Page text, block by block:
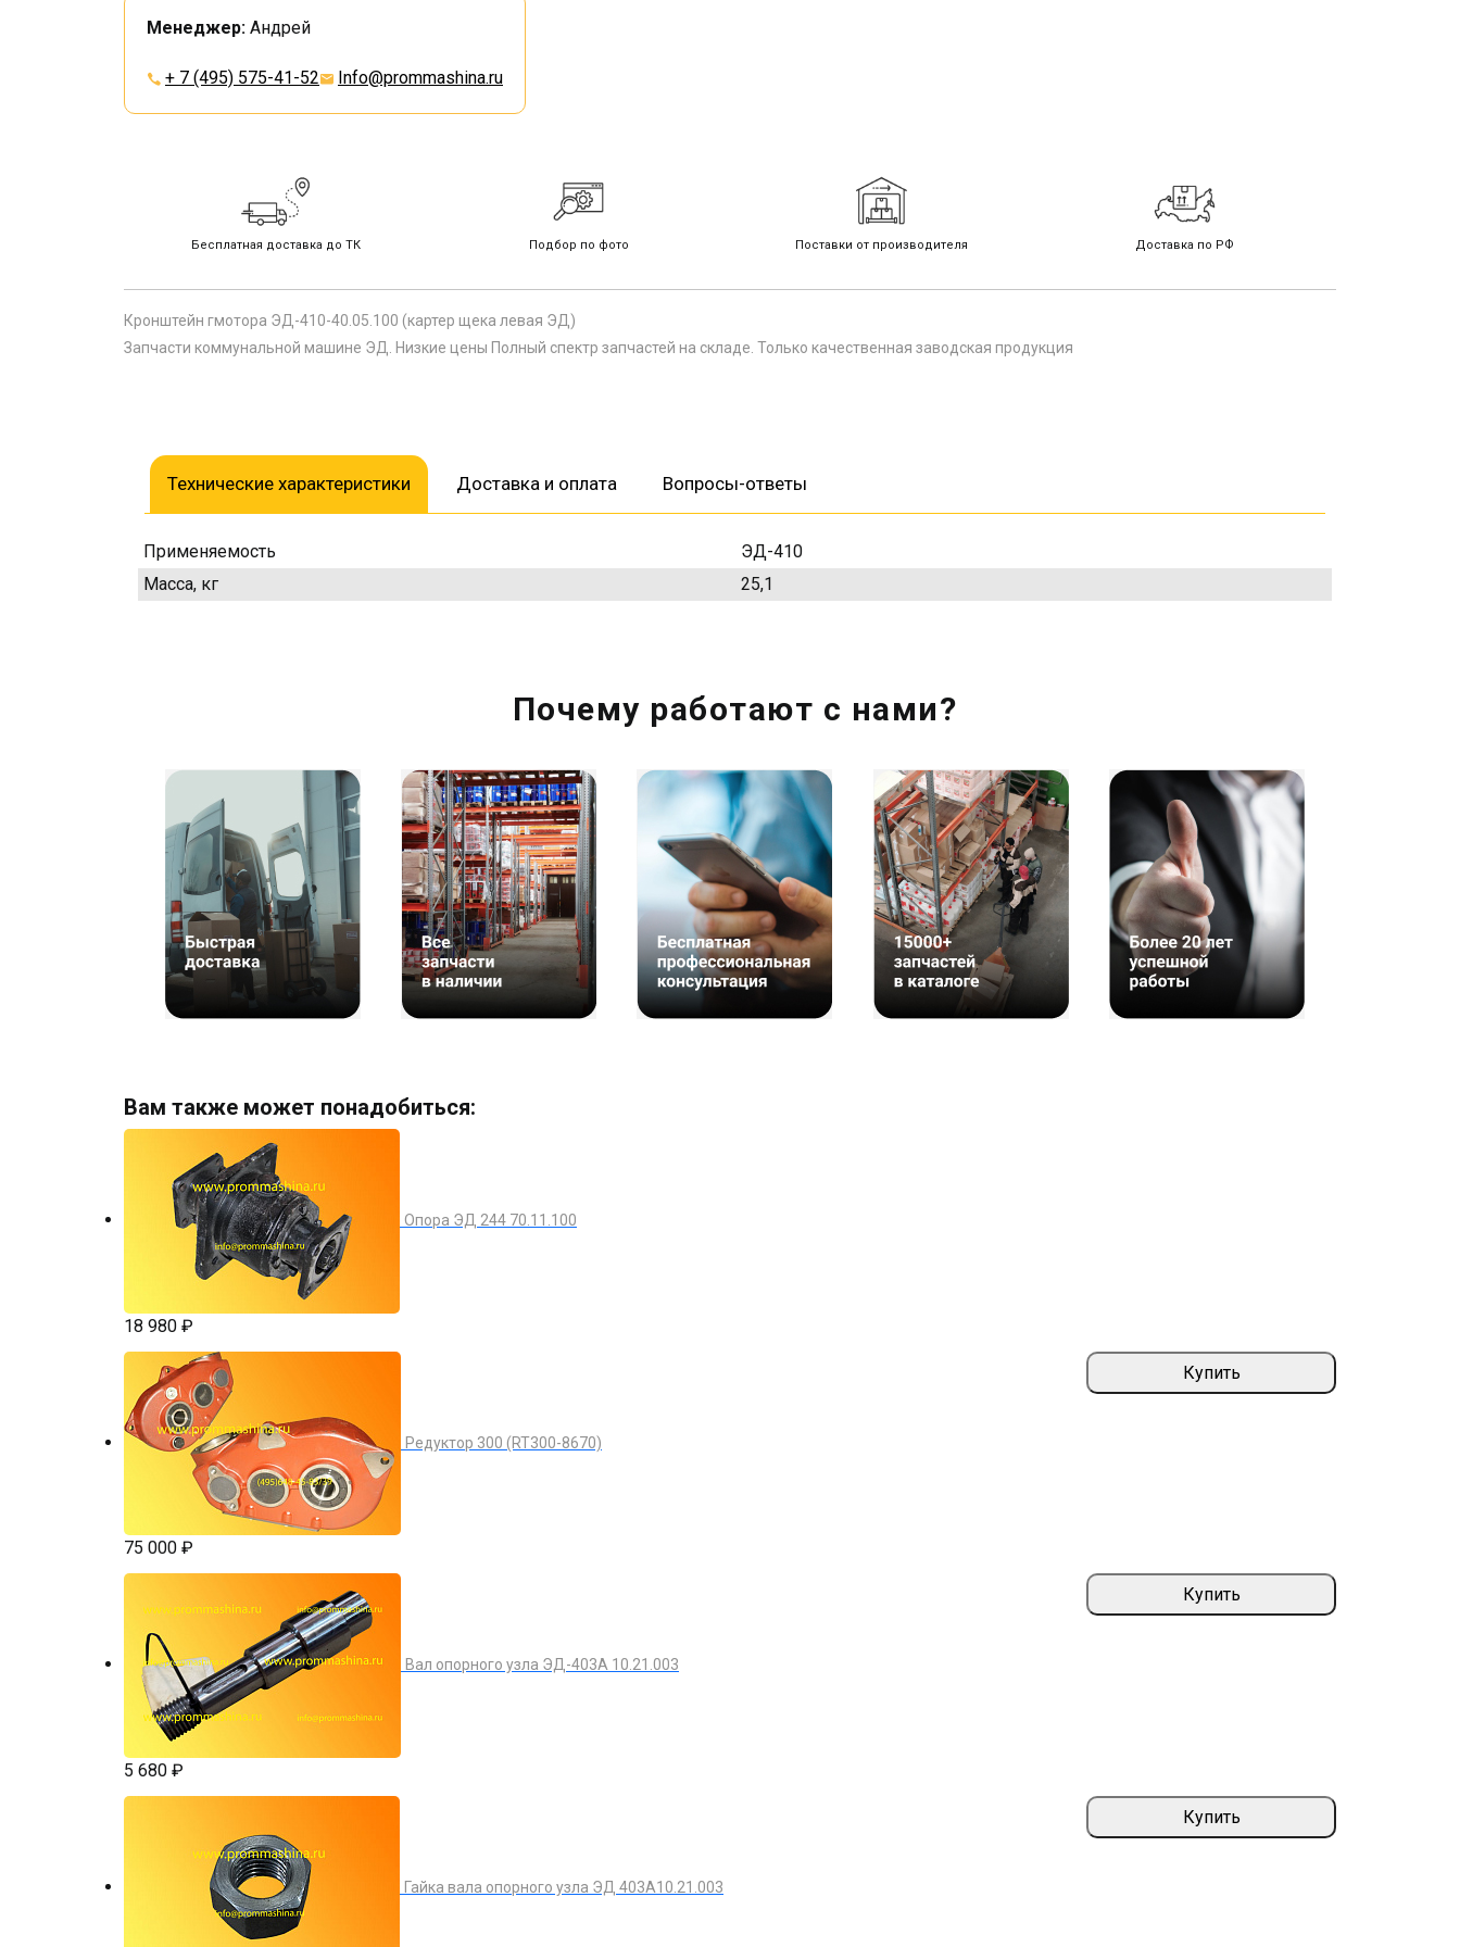
Менеджер: Андрей
+ 7 (495) 575-41-52 Info@prommashina.ru
Бесплатная доставка до ТК Подбор по фото Поставки от производителя Доставка по РФ
Кронштейн гмотора ЭД-410-40.05.100 (картер щека левая ЭД)
Запчасти коммунальной машине ЭД. Низкие цены Полный спектр запчастей на складе. Только качественная заводская продукция
Технические характеристики Доставка и оплата Вопросы-ответы
Применяемость
ЭД-410
Масса, кг
25,1
Почему работают с нами?
Вам также может понадобиться:
Опора ЭД 244 70.11.100
18 980 ₽
Купить
Редуктор 300 (RT300-8670)
75 000 ₽
Купить
Вал опорного узла ЭД-403А 10.21.003
5 680 ₽
Купить
Гайка вала опорного узла ЭД 403А10.21.003